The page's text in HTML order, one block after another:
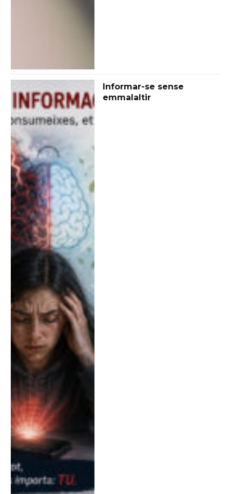
Informar-se sense
emmalaltir